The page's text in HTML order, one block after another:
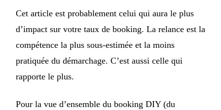
Cet article est probablement celui qui aura le plus
d’impact sur votre taux de booking. La relance est la
compétence la plus sous-estimée et la moins
pratiquée du démarchage. C’est aussi celle qui
rapporte le plus.
Pour la vue d’ensemble du booking DIY (du